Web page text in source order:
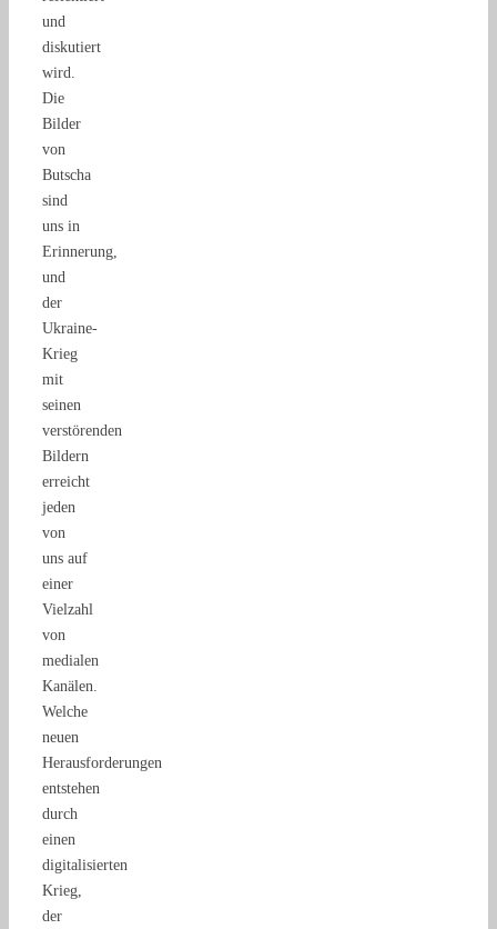
und
diskutiert
wird.
Die
Bilder
von
Butscha
sind
uns in
Erinnerung,
und
der
Ukraine-
Krieg
mit
seinen
verstörenden
Bildern
erreicht
jeden
von
uns auf
einer
Vielzahl
von
medialen
Kanälen.
Welche
neuen
Herausforderungen
entstehen
durch
einen
digitalisierten
Krieg,
der